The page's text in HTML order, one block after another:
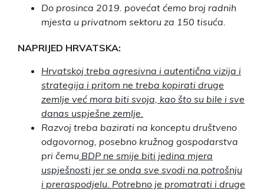
Do prosinca 2019. povećat ćemo broj radnih
mjesta u privatnom sektoru za 150 tisuća.
NAPRIJED HRVATSKA:
Hrvatskoj treba agresivna i autentična vizija i
strategija i pritom ne treba kopirati druge
zemlje već mora biti svoja, kao što su bile i sve
danas uspješne zemlje.
Razvoj treba bazirati na konceptu društveno
odgovornog, posebno kružnog gospodarstva
pri čemu BDP ne smije biti jedina mjera
uspješnosti jer se onda sve svodi na potrošnju
i preraspodjelu. Potrebno je promatrati i druge